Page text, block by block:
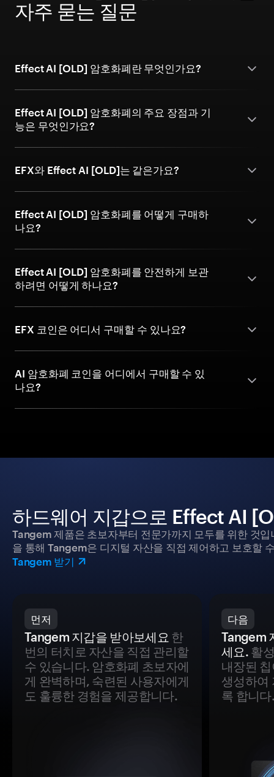
자주 묻는 질문
Effect AI [OLD] 암호화폐란 무엇인가요?
Effect AI [OLD] 암호화폐의 주요 장점과 기
능은 무엇인가요?
EFX와 Effect AI [OLD]는 같은가요?
Effect AI [OLD] 암호화폐를 어떻게 구매하
나요?
Effect AI [OLD] 암호화폐를 안전하게 보관
하려면 어떻게 하나요?
EFX 코인은 어디서 구매할 수 있나요?
AI 암호화폐 코인을 어디에서 구매할 수 있
나요?
하드웨어 지갑으로 Effect AI
Tangem 제품은 초보자부터 전문가까지 모두를 위한 것
을 통해 Tangem은 디지털 자산을 직접 제어하고 보호할
Tangem 받기
먼저
Tangem 지갑을 받아보세요 한
번의 터치로 자산을 직접 관리할
수 있습니다. 암호화폐 초보자에
게 완벽하며, 숙련된 사용자에게
도 훌륭한 경험을 제공합니다.
다음
Tangem
세요.활
내장된
생성하여
록 합니다.